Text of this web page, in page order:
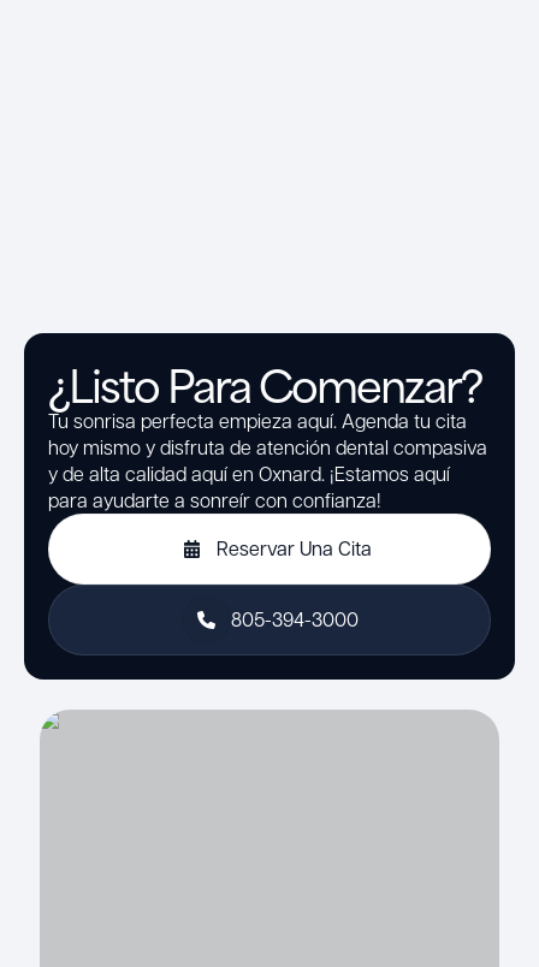
¿Listo Para Comenzar?
Tu sonrisa perfecta empieza aquí. Agenda tu cita
hoy mismo y disfruta de atención dental compasiva
y de alta calidad aquí en Oxnard. ¡Estamos aquí
para ayudarte a sonreír con confianza!
Reservar Una Cita
805-394-3000